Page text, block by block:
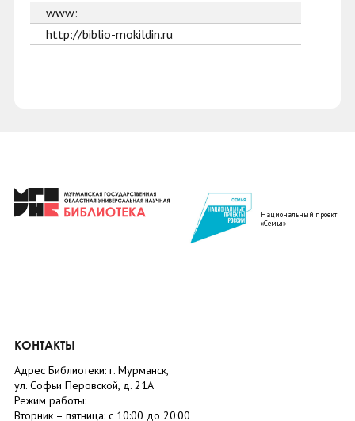
www:
http://biblio-mokildin.ru
Национальный проект
«Семья»
КОНТАКТЫ
Адрес Библиотеки: г. Мурманск,
ул. Софьи Перовской, д. 21А
Режим работы:
Вторник – пятница: с 10:00 до 20:00